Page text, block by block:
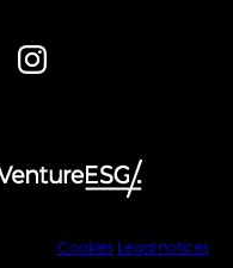
Cookies Legal notices